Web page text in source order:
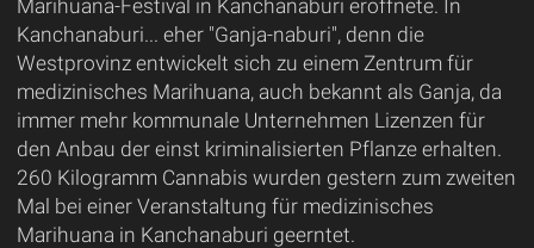
Marihuana-Festival in Kanchanaburi eröffnete. In
Kanchanaburi... eher "Ganja-naburi", denn die
Westprovinz entwickelt sich zu einem Zentrum für
medizinisches Marihuana, auch bekannt als Ganja, da
immer mehr kommunale Unternehmen Lizenzen für
den Anbau der einst kriminalisierten Pflanze erhalten.
260 Kilogramm Cannabis wurden gestern zum zweiten
Mal bei einer Veranstaltung für medizinisches
Marihuana in Kanchanaburi geerntet.